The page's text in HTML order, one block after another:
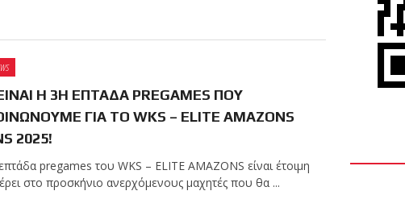
με επιτυχία τις
ζωνών!
σεμινάριο
Gracie στο Fight
Η 3Η ΕΠΤΑΔΑ PREGAMES ΠΟΥ
ΓΙΑ ΤΟ WKS – ELITE AMAZONS
2025!
pregames του WKS – ELITE AMAZONS είναι έτοιμη
στο προσκήνιο ανερχόμενους μαχητές που θα ...